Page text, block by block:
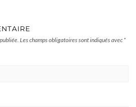
Les champs obligatoires sont indiqués avec *